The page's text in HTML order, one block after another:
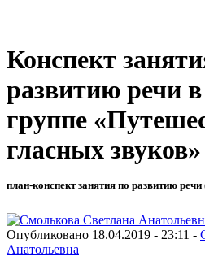
Конспект
развитию речи
группе
гласных звуков»
план-конспект занятия по развитию
Опубликовано 18.04.2019 - 23:11 -
Анатольевна